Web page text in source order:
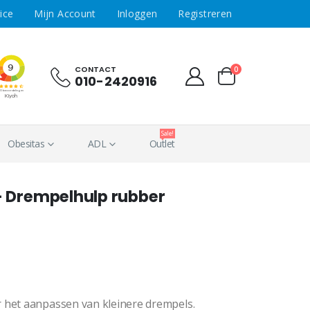
Mijn Account Inloggen Registreren
CONTACT
010-2420916
0
Obesitas ADL Outlet
Sale!
Drempelhulp rubber
aanpassen van kleinere drempels.